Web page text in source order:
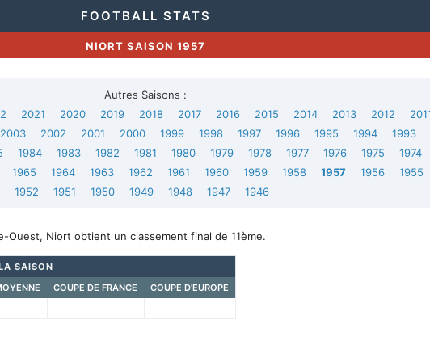
FOOTBALL STATS
NIORT SAISON 1957
Autres Saisons :
2021 2020 2019 2018 2017 2016 2015 2014 2013 2012
2003 2002 2001 2000 1999 1998 1997 1996 1995 1994 1993
1984 1983 1982 1981 1980 1979 1978 1977 1976 1975 1974
1965 1964 1963 1962 1961 1960 1959 1958 1957 1956 1955
1952
1951 1950 1949 1948 1947 1946
Ouest, Niort obtient un classement final de 11ème.
SAISON
COUPE DE FRANCE COUPE D'EUROPE